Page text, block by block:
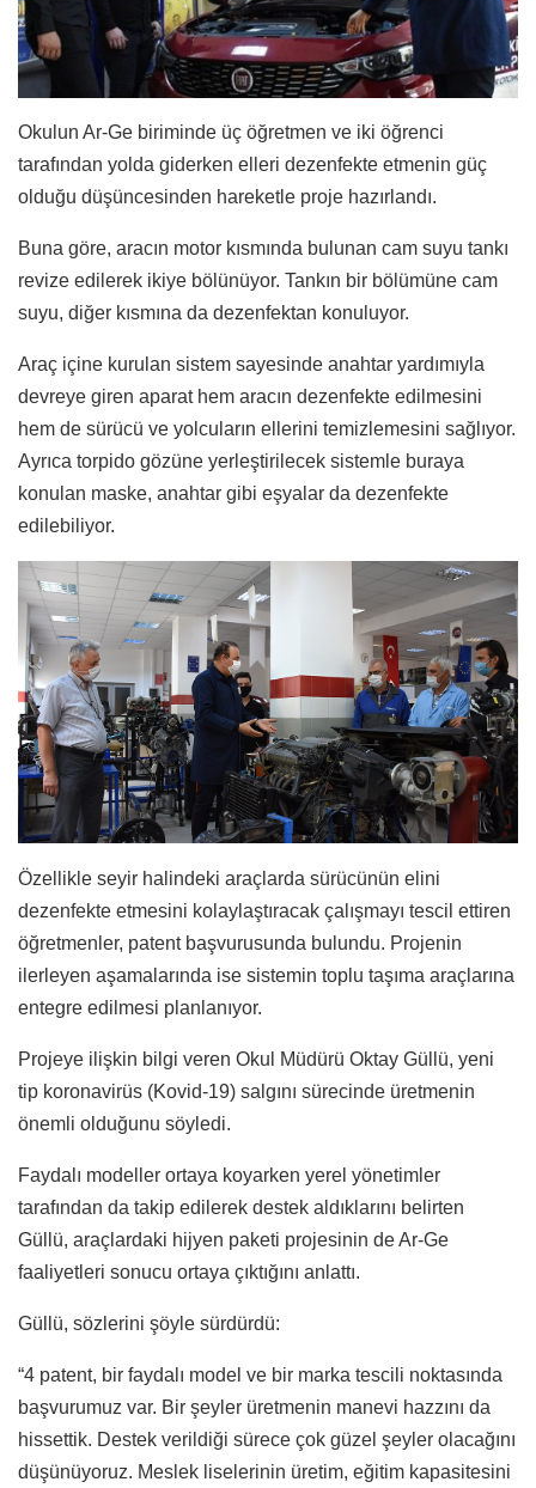
Okulun Ar-Ge biriminde üç öğretmen ve iki öğrenci
tarafından yolda giderken elleri dezenfekte etmenin güç
olduğu düşüncesinden hareketle proje hazırlandı.
Buna göre, aracın motor kısmında bulunan cam suyu tankı
revize edilerek ikiye bölünüyor. Tankın bir bölümüne cam
suyu, diğer kısmına da dezenfektan konuluyor.
Araç içine kurulan sistem sayesinde anahtar yardımıyla
devreye giren aparat hem aracın dezenfekte edilmesini
hem de sürücü ve yolcuların ellerini temizlemesini sağlıyor.
Ayrıca torpido gözüne yerleştirilecek sistemle buraya
konulan maske, anahtar gibi eşyalar da dezenfekte
edilebiliyor.
Özellikle seyir halindeki araçlarda sürücünün elini
dezenfekte etmesini kolaylaştıracak çalışmayı tescil ettiren
öğretmenler, patent başvurusunda bulundu. Projenin
ilerleyen aşamalarında ise sistemin toplu taşıma araçlarına
entegre edilmesi planlanıyor.
Projeye ilişkin bilgi veren Okul Müdürü Oktay Güllü, yeni
tip koronavirüs (Kovid-19) salgını sürecinde üretmenin
önemli olduğunu söyledi.
Faydalı modeller ortaya koyarken yerel yönetimler
tarafından da takip edilerek destek aldıklarını belirten
Güllü, araçlardaki hijyen paketi projesinin de Ar-Ge
faaliyetleri sonucu ortaya çıktığını anlattı.
Güllü, sözlerini şöyle sürdürdü:
“4 patent, bir faydalı model ve bir marka tescili noktasında
başvurumuz var. Bir şeyler üretmenin manevi hazzını da
hissettik. Destek verildiği sürece çok güzel şeyler olacağını
düşünüyoruz. Meslek liselerinin üretim, eğitim kapasitesini